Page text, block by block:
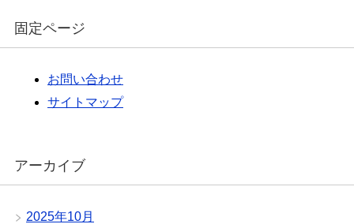
固定ページ
お問い合わせ
サイトマップ
アーカイブ
2025年10月